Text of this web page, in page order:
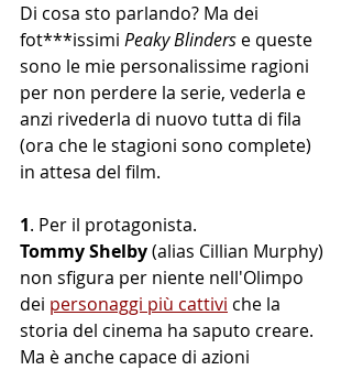
Di cosa sto parlando? Ma dei
fot***issimi Peaky Blinders e queste
sono le mie personalissime ragioni
per non perdere la serie, vederla e
anzi rivederla di nuovo tutta di fila
(ora che le stagioni sono complete)
in attesa del film.
1. Per il protagonista.
Tommy Shelby (alias Cillian Murphy)
non sfigura per niente nell'Olimpo
dei personaggi più cattivi che la
storia del cinema ha saputo creare.
Ma è anche capace di azioni